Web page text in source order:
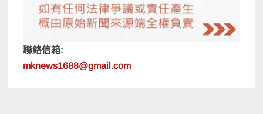
聯絡信箱:
mknews1688@gmail.com